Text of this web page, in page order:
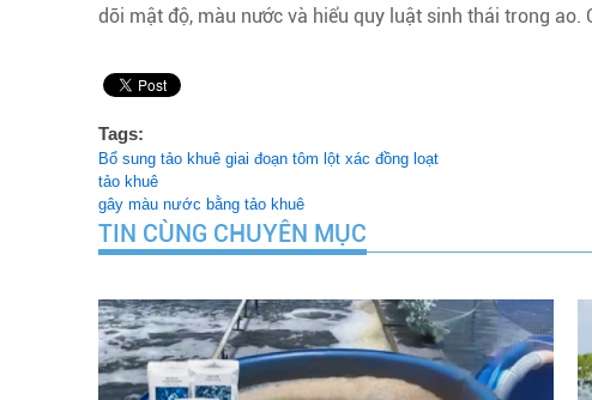
dõi mật độ, màu nước và hiểu quy luật sinh thái trong
Tags:
Bổ sung tảo khuê giai đoạn tôm lột xác đồng loạt
tảo khuê
gây màu nước bằng tảo khuê
TIN CÙNG CHUYÊN MỤC